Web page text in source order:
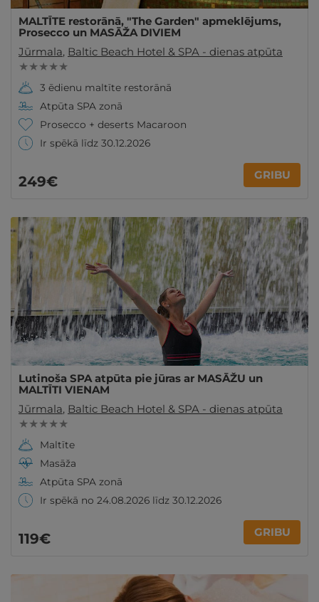
MALTĪTE restorānā, "The Garden" apmeklējums,
Prosecco un MASĀŽA DIVIEM
Jūrmala, Baltic Beach Hotel & SPA - dienas atpūta
★ ★ ★ ★ ★
3 ēdienu maltīte restorānā
Atpūta SPA zonā
Prosecco + deserts Macaroon
Ir spēkā līdz 30.12.2026
249€ GRIBU
Lutinoša SPA atpūta pie jūras ar MASĀŽU un
MALTĪTI VIENAM
Jūrmala, Baltic Beach Hotel & SPA - dienas atpūta
★ ★ ★ ★ ★
Maltīte
Masāža
Atpūta SPA zonā
Ir spēkā no 24.08.2026 līdz 30.12.2026
119€ GRIBU